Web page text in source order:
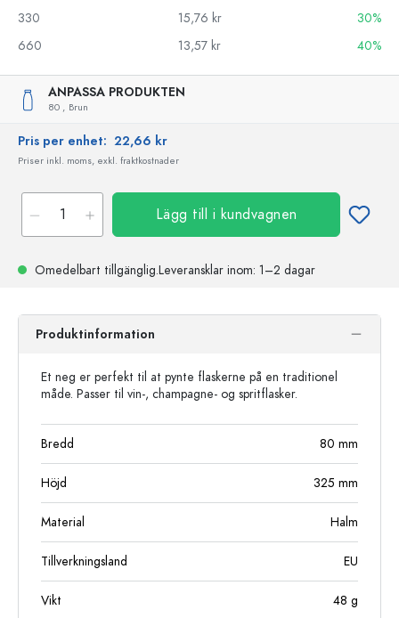
330
15,76 kr
30%
660
13,57 kr 40%
ANPASSA PRODUKTEN
80 , Brun
Pris per enhet: 22,66 kr
Priser inkl. moms, exkl. fraktkostnader
Lägg till i kundvagnen
Omedelbart tillgänglig.Leveransklar inom: 1–2 dagar
Produktinformation
Et neg er perfekt til at pynte flaskerne på en traditionel
måde. Passer til vin-, champagne- og spritflasker.
Bredd 80 mm
Höjd 325 mm
Material Halm
Tillverkningsland EU
Vikt 48 g